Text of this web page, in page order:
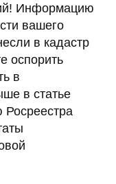
Информацию
вашего
в кадастр
оспорить
в
в статье
Росреестра